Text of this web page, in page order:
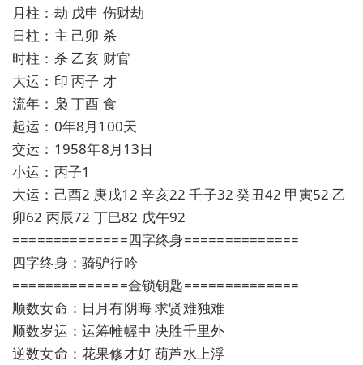
月柱：劫 戊申 伤财劫
日柱：主 己卯 杀
时柱：杀 乙亥 财官
大运：印 丙子 才
流年：枭 丁酉 食
起运：0年8月100天
交运：1958年8月13日
小运：丙子1
大运：己酉2 庚戌12 辛亥22 壬子32 癸丑42 甲寅52 乙
卯62 丙辰72 丁巳82 戊午92
==============四字终身==============
四字终身：骑驴行吟
==============金锁钥匙==============
顺数女命：日月有阴晦 求贤难独难
顺数岁运：运筹帷幄中 决胜千里外
逆数女命：花果修才好 葫芦水上浮